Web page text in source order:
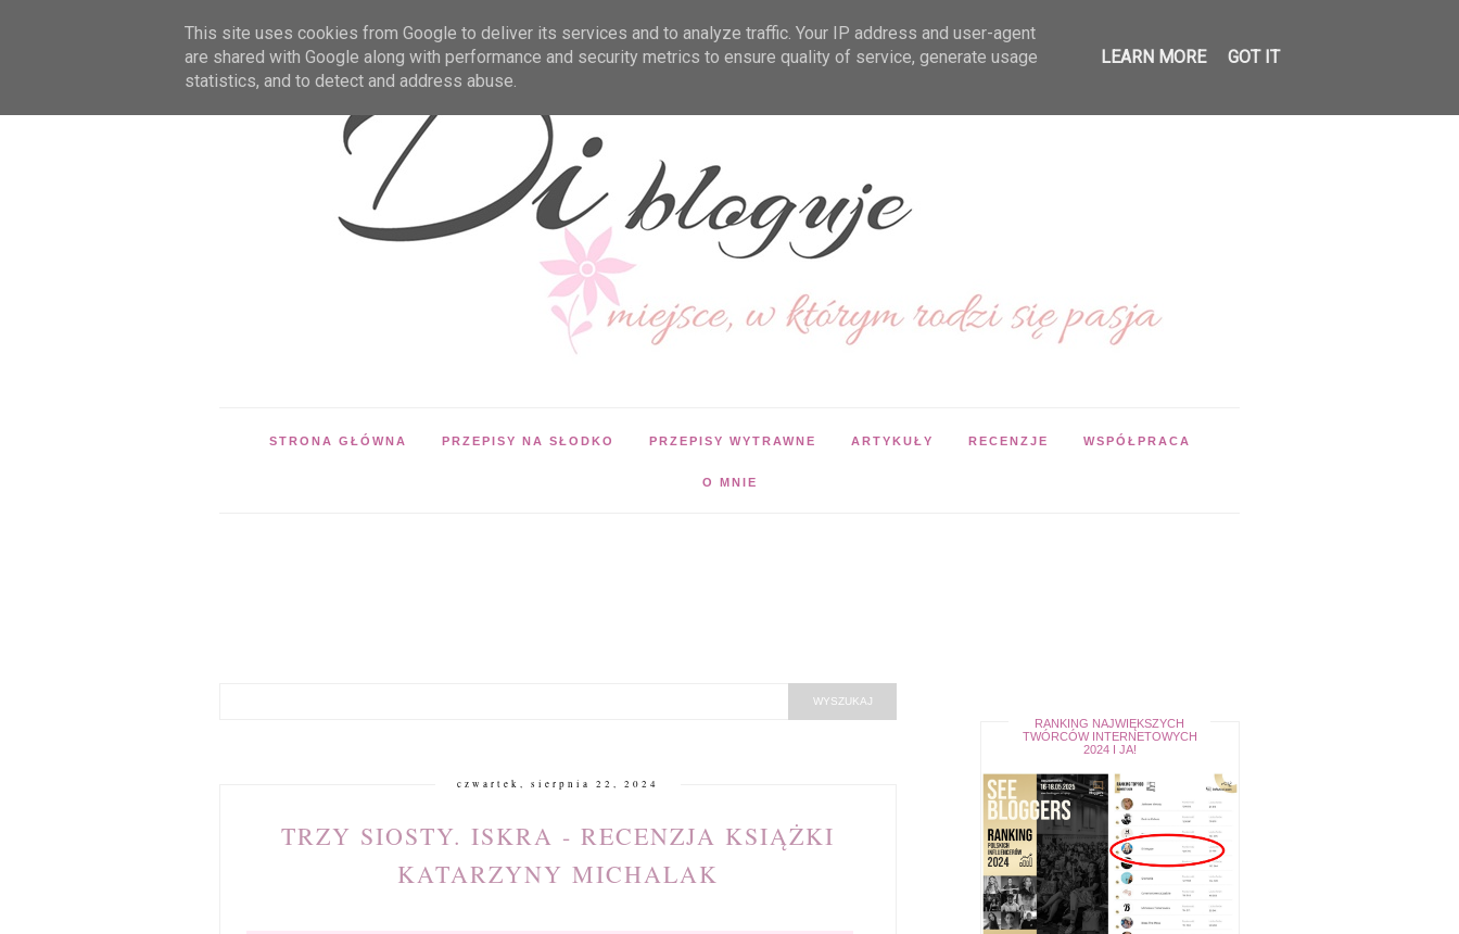
STRONA GŁÓWNA PRZEPISY NA SŁODKO PRZEPISY WYTRAWNE ARTYKUŁY RECENZJE WSPÓŁPRACA
O MNIE
czwartek, sierpnia 22, 2024
TRZY SIOSTY. ISKRA - RECENZJA KSIĄŻKI
KATARZYNY MICHALAK
RANKING NAJWIĘKSZYCH
TWÓRCÓW INTERNETOWYCH
2024 I JA!
This site uses cookies from Google to deliver its services and to analyze traffic. Your IP address and user-agent
are shared with Google along with performance and security metrics to ensure quality of service, generate usage
statistics, and to detect and address abuse.
LEARN MORE GOT IT